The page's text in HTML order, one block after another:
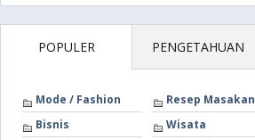
POPULER PENGETAHUAN
Mode / Fashion
Resep Masakan
Bisnis
Wisata